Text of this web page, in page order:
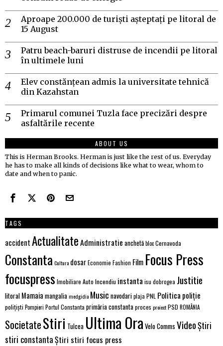
Aproape 200.000 de turiști așteptați pe litoral de
15 August
Patru beach-baruri distruse de incendii pe litoral
în ultimele luni
Elev constănțean admis la universitate tehnică
din Kazahstan
Primarul comunei Tuzla face precizări despre
asfaltările recente
ABOUT US
This is Herman Brooks. Herman is just like the rest of us. Everyday
he has to make all kinds of decisions like what to wear, whom to
date and when to panic.
TAGS
accidentActualitateAdministratie anchetăblocCernavoda
Constanta Cultura dosarEconomie Fashion Film Focus Press
focuspress Imobiliare Auto Incendiu instanta isu dobrogea Justitie
litoral Mamaia mangaliamedgidia Music navodariplaja PNL Politica poliție
polițiști Pompieri Portul Constanta primăria constantaproces proiectPSD ROMÂNIA
SocietateStiri Tulcea Ultima Ora Velo Comms VideoȘtiri
stiri constantaȘtiri stiri focus press